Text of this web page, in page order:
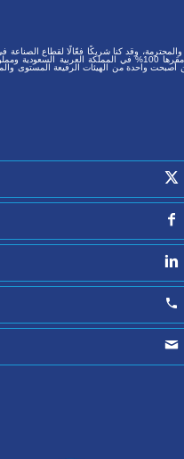
وقد كنا شريكًا فعّالًا لقطاع الصناعة
العربية السعودية، خاصة في مدينة ينبع. نحن منظمة مقرها 100% في المملكة العربية
عام 2005 ومنذ ذلك الحين أصبحت واحدة من الهيئات الرفيعة